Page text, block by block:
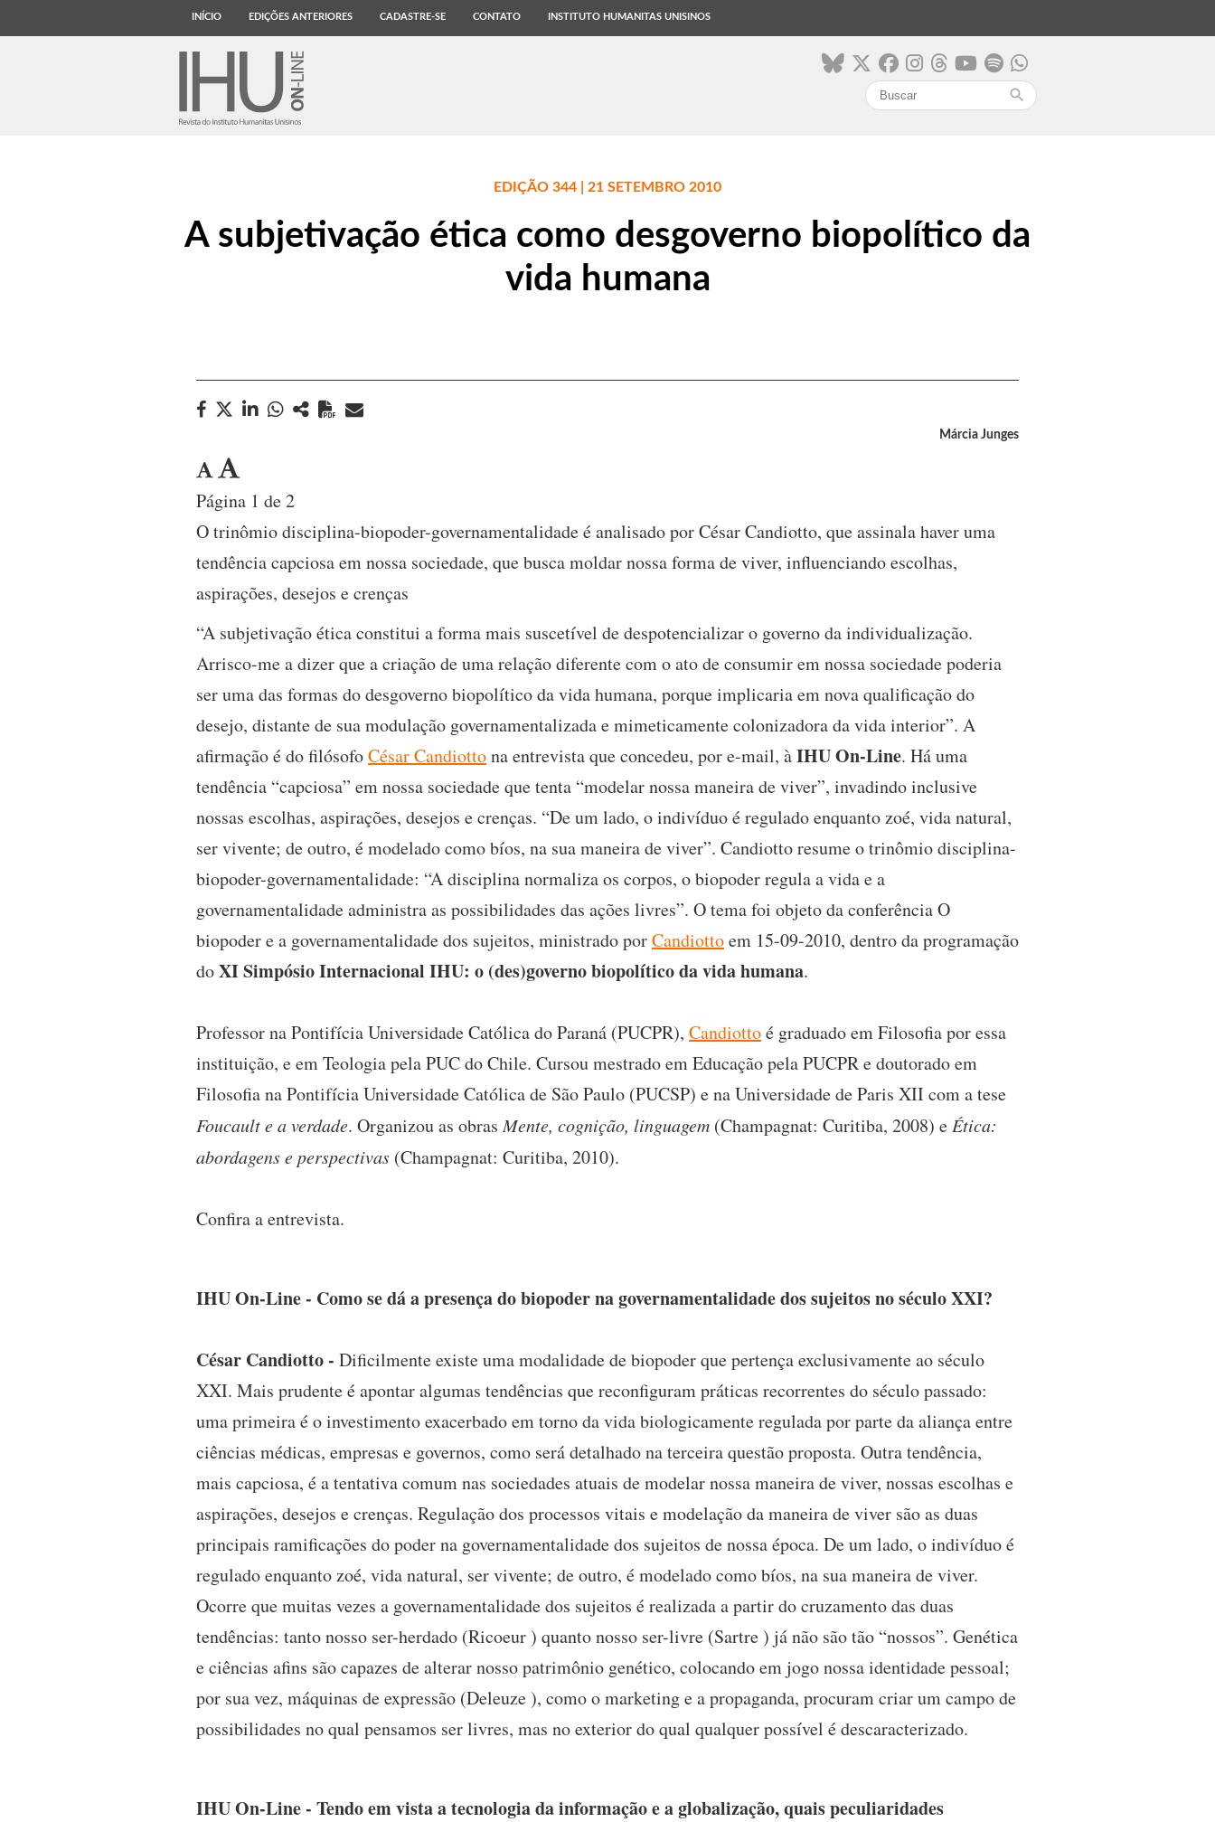
INÍCIO EDIÇÕES ANTERIORES CADASTRE-SE CONTATO INSTITUTO HUMANITAS UNISINOS
search
EDIÇÃO 344 | 21 SETEMBRO 2010
A subjetivação ética como desgoverno biopolítico da
vida humana
Márcia Junges
Página 1 de 2
O trinômio disciplina-biopoder-governamentalidade é analisado por César Candiotto, que assinala haver uma
tendência capciosa em nossa sociedade, que busca moldar nossa forma de viver, influenciando escolhas,
aspirações, desejos e crenças
“A subjetivação ética constitui a forma mais suscetível de despotencializar o governo da individualização.
Arrisco-me a dizer que a criação de uma relação diferente com o ato de consumir em nossa sociedade poderia
ser uma das formas do desgoverno biopolítico da vida humana, porque implicaria em nova qualificação do
desejo, distante de sua modulação governamentalizada e mimeticamente colonizadora da vida interior”. A
afirmação é do filósofoCésar Candiottona entrevista que concedeu, por e-mail, àIHU On-Line. Há uma
tendência “capciosa” em nossa sociedade que tenta “modelar nossa maneira de viver”, invadindo inclusive
nossas escolhas, aspirações, desejos e crenças. “De um lado, o indivíduo é regulado enquanto zoé, vida natural,
ser vivente; de outro, é modelado como bíos, na sua maneira de viver”. Candiotto resume o trinômio disciplina-
biopoder-governamentalidade: “A disciplina normaliza os corpos, o biopoder regula a vida e a
governamentalidade administra as possibilidades das ações livres”. O tema foi objeto da conferência O
biopoder e a governamentalidade dos sujeitos, ministrado porCandiottoem 15-09-2010, dentro da programação
doXI Simpósio Internacional IHU: o (des)governo biopolítico da vida humana.
Professor na Pontifícia Universidade Católica do Paraná (PUCPR), Candiottoé graduado em Filosofia por essa
instituição, e em Teologia pela PUC do Chile. Cursou mestrado em Educação pela PUCPR e doutorado em
Filosofia na Pontifícia Universidade Católica de São Paulo (PUCSP) e na Universidade de Paris XII com a tese
Foucault e a verdade. Organizou as obrasMente, cognição, linguagem (Champagnat: Curitiba, 2008) e Ética:
abordagens e perspectivas (Champagnat: Curitiba, 2010).
Confira a entrevista.
IHU On-Line - Como se dá a presença do biopoder na governamentalidade dos sujeitos no século XXI?
César Candiotto - Dificilmente existe uma modalidade de biopoder que pertença exclusivamente ao século
XXI. Mais prudente é apontar algumas tendências que reconfiguram práticas recorrentes do século passado:
uma primeira é o investimento exacerbado em torno da vida biologicamente regulada por parte da aliança entre
ciências médicas, empresas e governos, como será detalhado na terceira questão proposta. Outra tendência,
mais capciosa, é a tentativa comum nas sociedades atuais de modelar nossa maneira de viver, nossas escolhas e
aspirações, desejos e crenças. Regulação dos processos vitais e modelação da maneira de viver são as duas
principais ramificações do poder na governamentalidade dos sujeitos de nossa época. De um lado, o indivíduo é
regulado enquanto zoé, vida natural, ser vivente; de outro, é modelado como bíos, na sua maneira de viver.
Ocorre que muitas vezes a governamentalidade dos sujeitos é realizada a partir do cruzamento das duas
tendências: tanto nosso ser-herdado (Ricoeur ) quanto nosso ser-livre (Sartre ) já não são tão “nossos”. Genética
e ciências afins são capazes de alterar nosso patrimônio genético, colocando em jogo nossa identidade pessoal;
por sua vez, máquinas de expressão (Deleuze ), como o marketing e a propaganda, procuram criar um campo de
possibilidades no qual pensamos ser livres, mas no exterior do qual qualquer possível é descaracterizado.
IHU On-Line - Tendo em vista a tecnologia da informação e a globalização, quais peculiaridades